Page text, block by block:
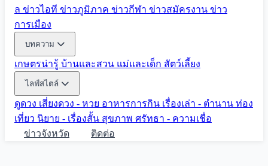
ล ข่าวไอที ข่าวภูมิภาค ข่าวกีฬา ข่าวสมัครงาน ข่าว
การเมือง
บทความ
เกษตรน่ารู้ บ้านและสวน แม่และเด็ก สัตว์เลี้ยง
ไลฟ์สไตล์
ดูดวง เสี่ยงดวง - หวย อาหารการกิน เรื่องเล่า - ตำนาน ท่อง
เที่ยว นิยาย - เรื่องสั้น สุขภาพ ศรัทธา - ความเชื่อ
ข่าวจังหวัด
ติดต่อ